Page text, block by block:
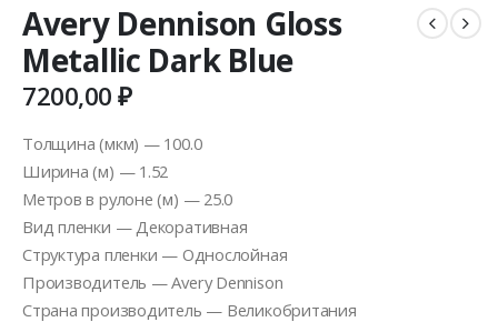
Avery Dennison Gloss
Metallic Dark Blue
7200,00₽
Толщина (мкм) — 100.0
Ширина (м) — 1.52
Метров в рулоне (м) — 25.0
Вид пленки — Декоративная
Структура пленки — Однослойная
Производитель — Avery Dennison
Страна производитель — Великобритания